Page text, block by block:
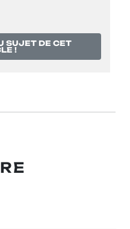
SUJET DE CET
!